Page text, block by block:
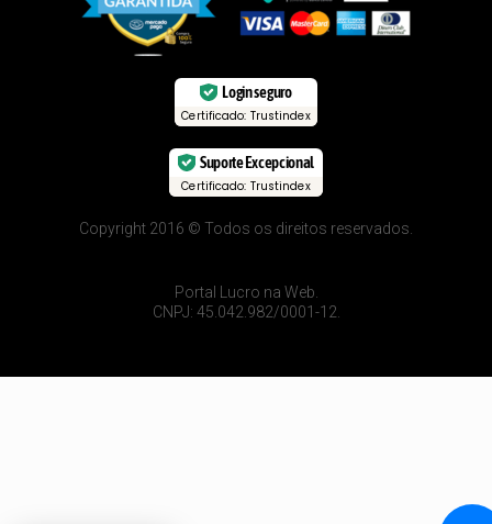
Login seguro
Certificado: Trustindex
Suporte Excepcional
Certificado: Trustindex
Copyright 2016 © Todos os direitos reservados.
Portal Lucro na Web.
CNPJ: 45.042.982/0001-12.